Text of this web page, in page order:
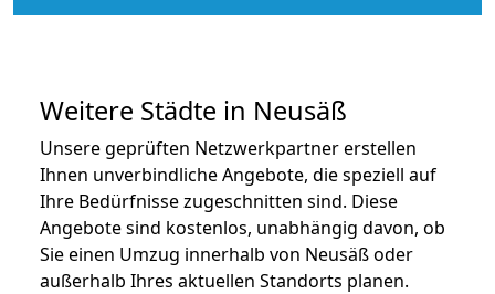
Weitere Städte in Neusäß
Unsere geprüften Netzwerkpartner erstellen
Ihnen unverbindliche Angebote, die speziell auf
Ihre Bedürfnisse zugeschnitten sind. Diese
Angebote sind kostenlos, unabhängig davon, ob
Sie einen Umzug innerhalb von Neusäß oder
außerhalb Ihres aktuellen Standorts planen.